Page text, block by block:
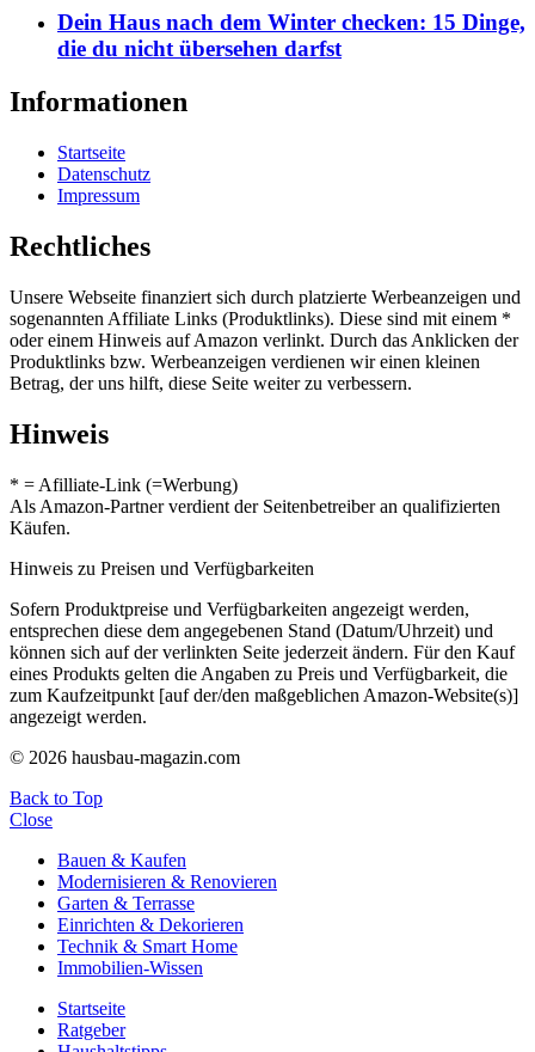
Dein Haus nach dem Winter checken: 15 Dinge,
die du nicht übersehen darfst
Informationen
Startseite
Datenschutz
Impressum
Rechtliches
Unsere Webseite finanziert sich durch platzierte Werbeanzeigen und
sogenannten Affiliate Links (Produktlinks). Diese sind mit einem *
oder einem Hinweis auf Amazon verlinkt. Durch das Anklicken der
Produktlinks bzw. Werbeanzeigen verdienen wir einen kleinen
Betrag, der uns hilft, diese Seite weiter zu verbessern.
Hinweis
* = Afilliate-Link (=Werbung)
Als Amazon-Partner verdient der Seitenbetreiber an qualifizierten
Käufen.
Hinweis zu Preisen und Verfügbarkeiten
Sofern Produktpreise und Verfügbarkeiten angezeigt werden,
entsprechen diese dem angegebenen Stand (Datum/Uhrzeit) und
können sich auf der verlinkten Seite jederzeit ändern. Für den Kauf
eines Produkts gelten die Angaben zu Preis und Verfügbarkeit, die
zum Kaufzeitpunkt [auf der/den maßgeblichen Amazon-Website(s)]
angezeigt werden.
© 2026 hausbau-magazin.com
Back to Top
Close
Bauen & Kaufen
Modernisieren & Renovieren
Garten & Terrasse
Einrichten & Dekorieren
Technik & Smart Home
Immobilien-Wissen
Startseite
Ratgeber